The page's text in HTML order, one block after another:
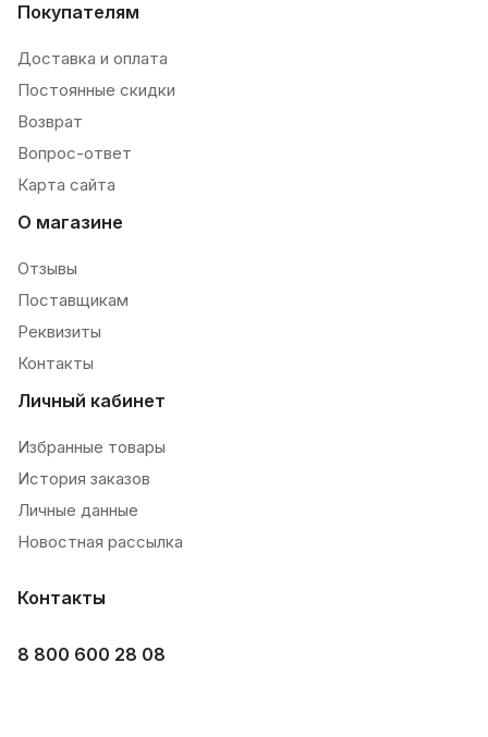
Покупателям
Доставка и оплата
Постоянные скидки
Возврат
Вопрос-ответ
Карта сайта
О магазине
Отзывы
Поставщикам
Реквизиты
Контакты
Личный кабинет
Избранные товары
История заказов
Личные данные
Новостная рассылка
Контакты
8 800 600 28 08